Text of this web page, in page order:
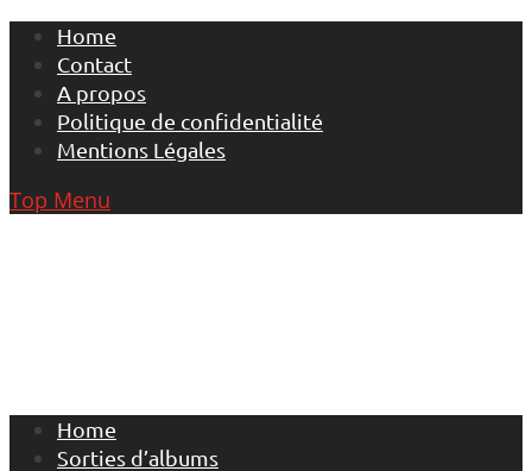
Skip
content
Home
Contact
A propos
Politique de confidentialité
Mentions Légales
Top Menu
Home
Sorties d’albums